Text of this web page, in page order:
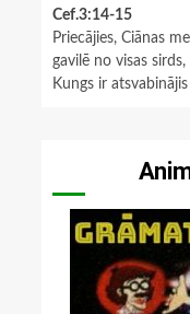
Cef.3:14-15
Priecājies, Ciānas
gavilē no visas
Kungs ir